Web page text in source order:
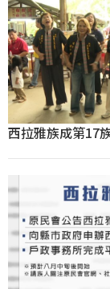
西拉雅族成第17